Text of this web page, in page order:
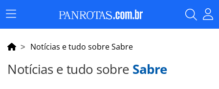
Menu
Principal
Notícias e tudo sobre Sabre
Notícias e tudo sobre Sabre